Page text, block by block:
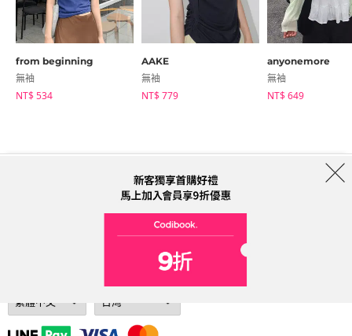
from beginning
無袖
NT$ 534
AAKE
無袖
NT$ 779
anyonemore
無袖
NT$ 649
Address: A-301, 114, Gasan digital 2-ro, Geumcheon-gu, Seoul
Tel: 0225311949 (Taiwan) Email: help@codibook.net